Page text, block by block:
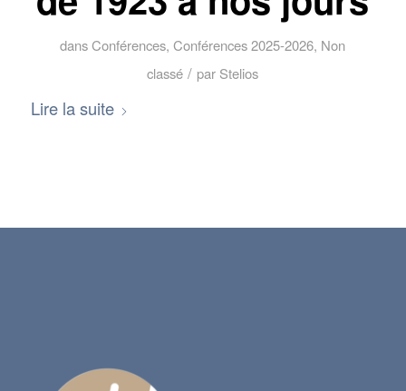
dansConférences,Conférences 2025-2026, Non
classé / par Stelios
Lire la suite